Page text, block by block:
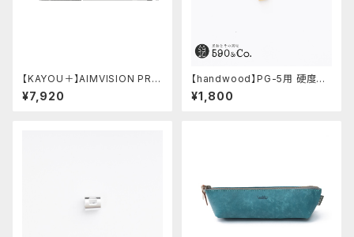
【KAYOU＋】AIMVISION PR
O/エイムビジョンプロ (メテオブ
ラック)
¥7,920
【handwood】PG-5用 硬度表
示窓 (真鍮/菱形窓)
¥1,800